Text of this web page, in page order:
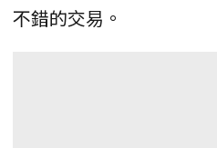
不錯的交易。